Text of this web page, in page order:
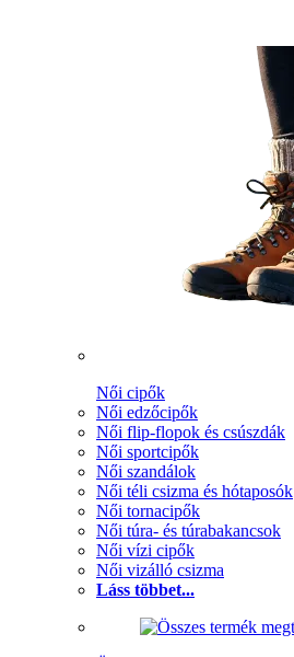
Női cipők
Női edzőcipők
Női flip-flopok és csúszdák
Női sportcipők
Női szandálok
Női téli csizma és hótaposók
Női tornacipők
Női túra- és túrabakancsok
Női vízi cipők
Női vizálló csizma
Láss többet...